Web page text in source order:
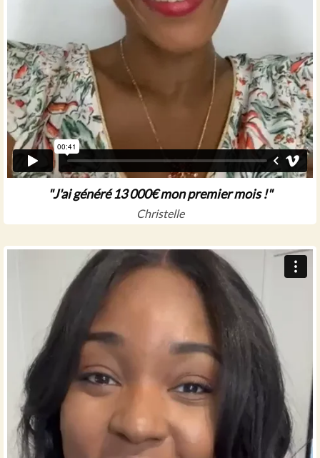
"J'ai généré 13 000€ mon premier mois !"
Christelle